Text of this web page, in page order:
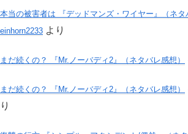
本当の被害者は 『デッドマンズ・ワイヤー』（ネタ
einhorn2233 より
まだ続くの？ 『Mr.ノーバディ2』（ネタバレ感想）
まだ続くの？ 『Mr.ノーバディ2』（ネタバレ感想）
り